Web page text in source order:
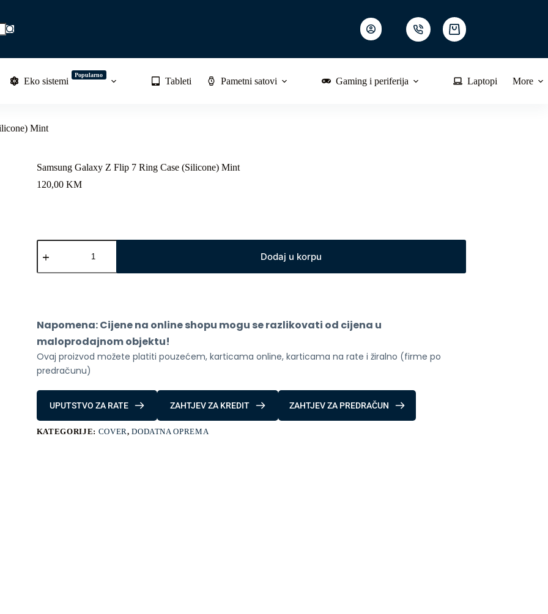
Shopping
cart
Eko sistemi
Popularno
Tableti Pametni satovi Gaming i periferija Laptopi More
Mint
Samsung Galaxy Z Flip 7 Ring Case (Silicone) Mint
120,00 KM
Samsung
Galaxy
Flip
Mint
količina
Dodaj u korpu
Napomena: Cijene na online shopu mogu se razlikovati od cijena u
maloprodajnom objektu!
Ovaj proizvod možete platiti pouzećem, karticama online, karticama na rate i žiralno (firme po
predračunu)
UPUTSTVO ZA RATE ZAHTJEV ZA KREDIT ZAHTJEV ZA PREDRAČUN
KATEGORIJE: COVER,DODATNA OPREMA